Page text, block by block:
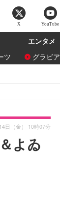
エンタメ
ツ グラビア
よゐ
日（金） 10時07分
X YouTube